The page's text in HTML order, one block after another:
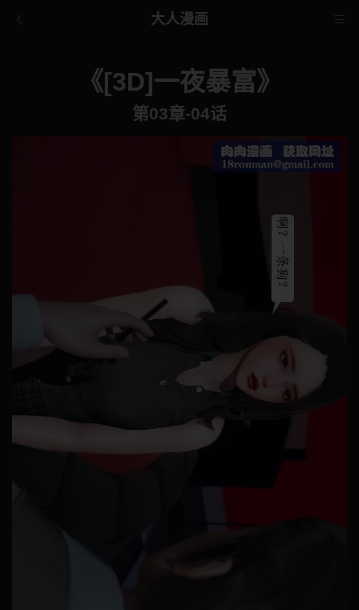
大人漫画
《[3D]一夜暴富》
第03章-04话